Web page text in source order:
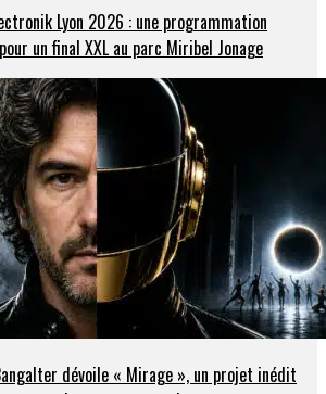
Lyon 2026 : une programmation
un final XXL au parc Miribel Jonage
dévoile « Mirage », un projet inédit